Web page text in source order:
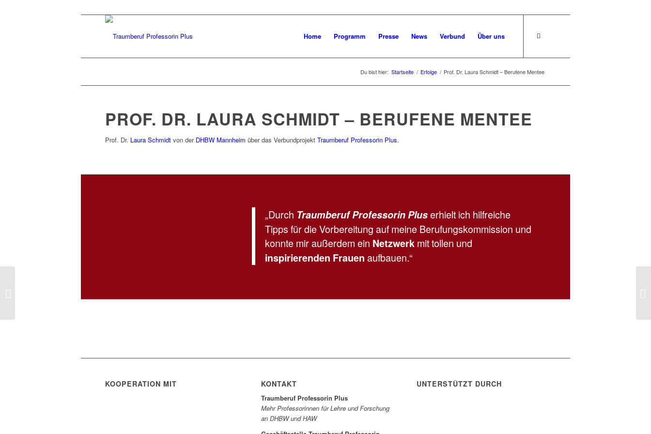
Home Programm Presse News Verbund Über uns
Du bist hier: Startseite / Erfolge / Prof. Dr. Laura Schmidt – Berufene Mentee
PROF. DR. LAURA SCHMIDT – BERUFENE MENTEE
Prof. Dr. Laura Schmidt von der DHBW Mannheim über das Verbundprojekt Traumberuf Professorin Plus.
„Durch Traumberuf Professorin Pluserhielt ich hilfreiche
Tipps für die Vorbereitung auf meine Berufungskommission und
konnte mir außerdem ein Netzwerk mit tollen und
inspirierenden Frauen aufbauen.“
KOOPERATION MIT KONTAKT
Traumberuf Professorin Plus
Mehr Professorinnen für Lehre und Forschung
an DHBW und HAW
UNTERSTÜTZT DURCH